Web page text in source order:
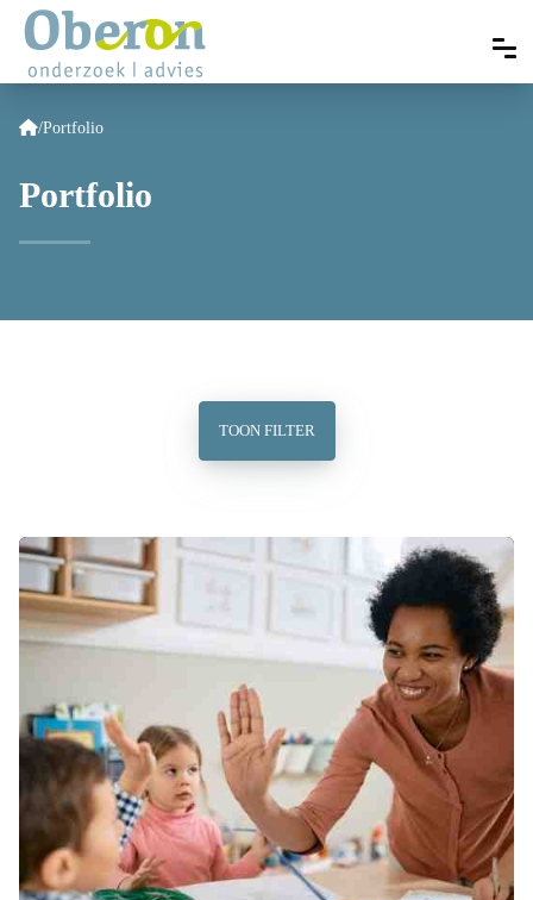
/Portfolio
Portfolio
TOON FILTER